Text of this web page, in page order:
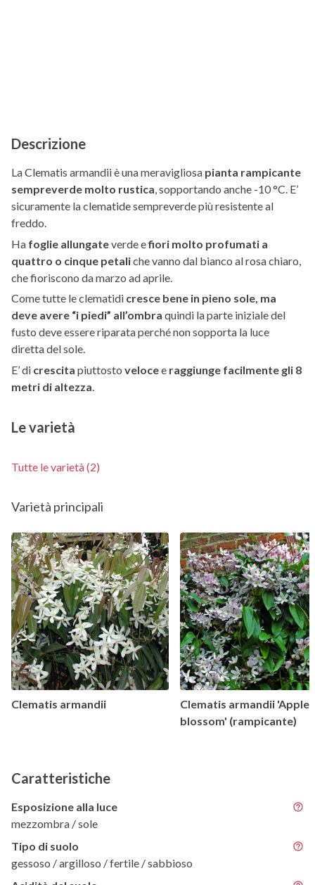
Descrizione
La Clematis armandii è una meravigliosa pianta rampicante
sempreverde molto rustica, sopportando anche -10 °C. E’
sicuramente la clematide sempreverde più resistente al
freddo.
Ha foglie allungateverde efiori molto profumati a
quattro o cinque petaliche vanno dal bianco al rosa chiaro,
che fioriscono da marzo ad aprile.
Come tutte le clematidi cresce bene in pieno sole, ma
deve avere “i piedi” all’ombra quindi la parte iniziale del
fusto deve essere riparata perché non sopporta la luce
diretta del sole.
E’ di crescita piuttosto velocee raggiunge facilmente gli 8
metri di altezza
Le varietà
Tutte le varietà (2)
Varietà principali
Clematis armandii
Clematis armandii 'Apple
blossom' (rampicante)
Caratteristiche
Esposizione alla luce
mezzombra / sole
Tipo di suolo
gessoso / argilloso / fertile / sabbioso